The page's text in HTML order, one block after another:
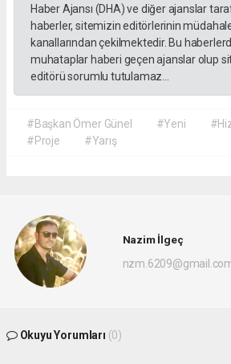
Haber Ajansı (DHA) ve diğer ajanslar
haberler, sitemizin editörlerinin
kanallarından çekilmektedir. Bu
muhataplar haberi geçen ajanslar olup
editörü sorumlu tutulamaz...
#Başkan Ömer Günel #Yeni
#Proje
#Yarış
Nazim İlgeç
Okuyu Yorumları (0)